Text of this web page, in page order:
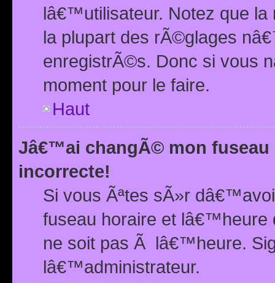
lâ€™utilisateur. Notez que la
la plupart des rÃ©glages
enregistrÃ©s. Donc si vous
moment pour le faire.
Haut
Jâ€™ai changÃ© mon
incorrecte!
Si vous Ãªtes sÃ»r
fuseau horaire et
ne soit pas Ã lâ€™heure.
lâ€™administrateur.